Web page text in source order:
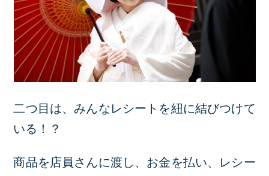
二つ目は、みんなレシートを紐に結びつけて
いる！？
商品を店員さんに渡し、お金を払い、レシー